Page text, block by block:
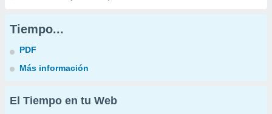
Tiempo...
PDF
Más información
El Tiempo en tu Web